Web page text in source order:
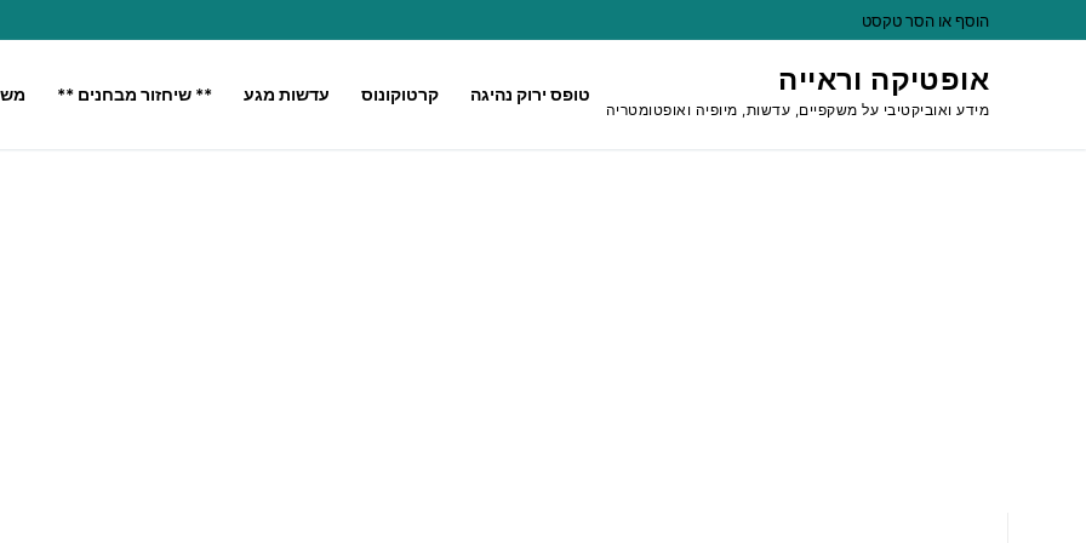
לתוכן
הוסף או הסר טקסט
אופטיקה וראייה
מידע ואוביקטיבי על משקפיים, עדשות, מיופיה ואופטומטריה
** שיחזור מבחנים ** עדשות מגע קרטוקונוס טופס ירוק נהיגה